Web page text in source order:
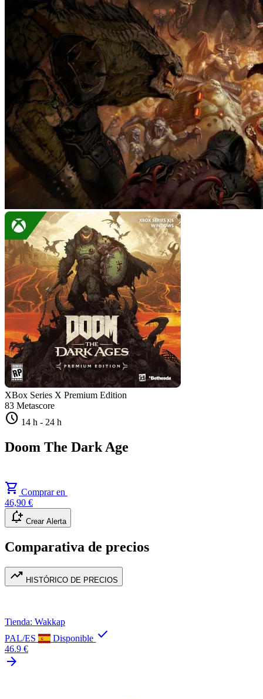
XBox Series X Premium Edition
83 Metascore
schedule 14 h - 24 h
Doom The Dark Age
shopping_cart Comprar en
46,90 €
notification_add Crear Alerta
Comparativa de precios
trending_up HISTÓRICO DE PRECIOS
Tienda: Wakkap
PAL/ES
Disponible check
46.9 €
arrow_forward